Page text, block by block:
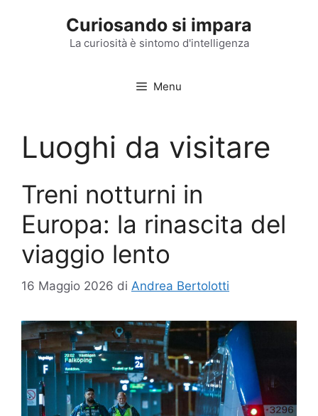
Curiosando si impara
La curiosità è sintomo d'intelligenza
Menu
Luoghi da visitare
Treni notturni in
Europa: la rinascita del
viaggio lento
16 Maggio 2026 di Andrea Bertolotti